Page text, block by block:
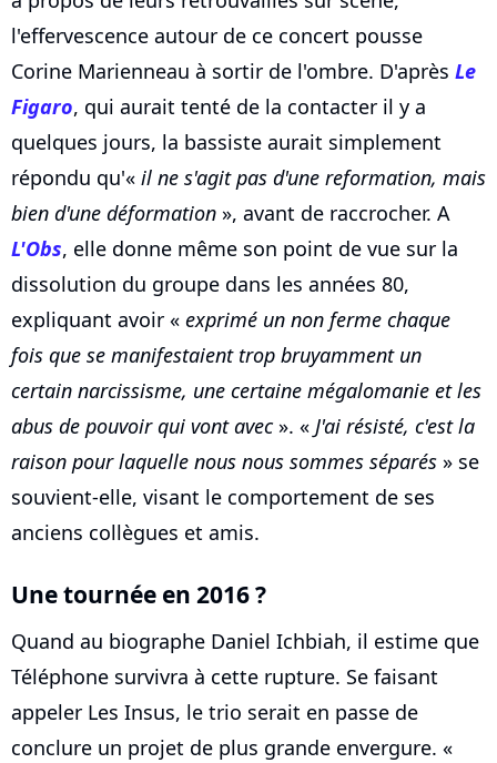
l'effervescence autour de ce concert pousse
Corine Marienneau à sortir de l'ombre. D'après Le
Figaro, qui aurait tenté de la contacter il y a
quelques jours, la bassiste aurait simplement
répondu qu'« il ne s'agit pas d'une reformation, mais
bien d'une déformation », avant de raccrocher. A
L'Obs, elle donne même son point de vue sur la
dissolution du groupe dans les années 80,
expliquant avoir « exprimé un non ferme chaque
fois que se manifestaient trop bruyamment un
certain narcissisme, une certaine mégalomanie et les
abus de pouvoir qui vont avec». « J'ai résisté, c'est la
raison pour laquelle nous nous sommes séparés » se
souvient-elle, visant le comportement de ses
anciens collègues et amis.
Une tournée en 2016 ?
Quand au biographe Daniel Ichbiah, il estime que
Téléphone survivra à cette rupture. Se faisant
appeler Les Insus, le trio serait en passe de
conclure un projet de plus grande envergure. «